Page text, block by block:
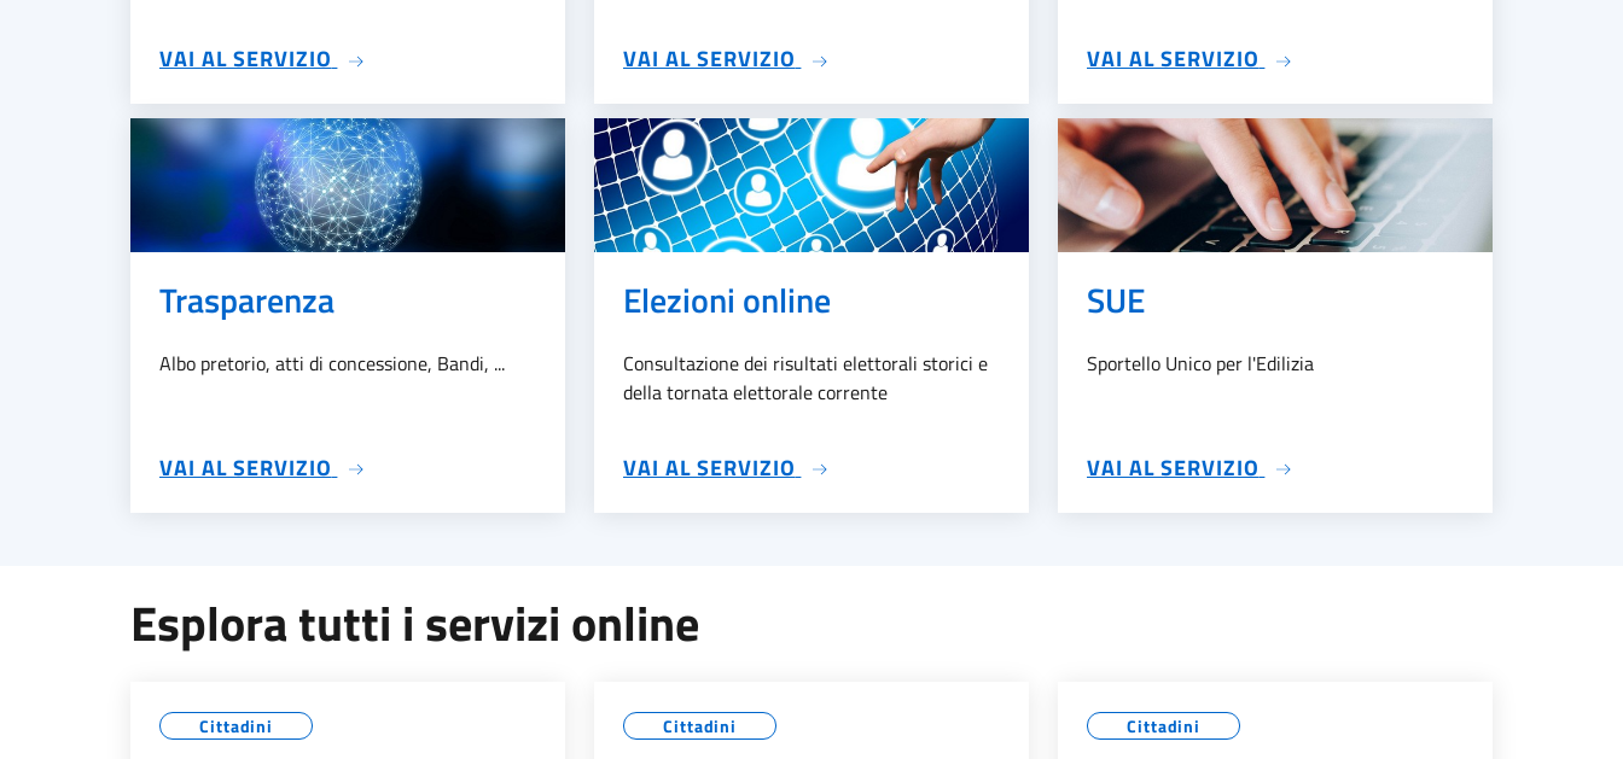
VAI AL SERVIZIO SU CITTADINI VAI AL SERVIZIO SU ATTI VAI AL SERVIZIO SU SERVIZI ANAGRAFICI
Trasparenza
Albo pretorio, atti di concessione, Bandi, ...
VAI AL SERVIZIO SU TRASPARENZA
Elezioni online
Consultazione dei risultati elettorali storici e
della tornata elettorale corrente
VAI AL SERVIZIO SU ELEZIONI ONLINE
SUE
Sportello Unico per l'Edilizia
VAI AL SERVIZIO SU SUE
Esplora tutti i servizi online
Cittadini Cittadini Cittadini